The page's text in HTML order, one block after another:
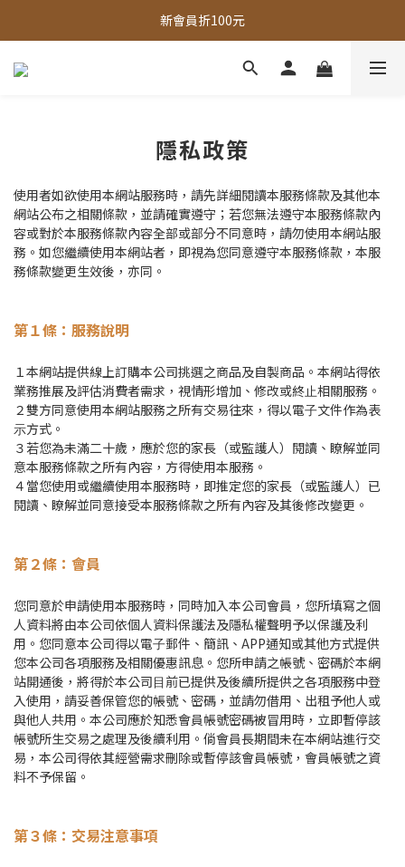
全館，滿888超取免運｜滿1500宅配免運
新會員折100元
全館現貨商品，3個工作天內出貨
隱私政策
使⽤者如欲使⽤本網站服務時，請先詳細閱讀本服務條款及其他本
網站公布之相關條款，並請確實遵守；若您無法遵守本服務條款內
容或對於本服務條款內容全部或部分不同意時，請勿使⽤本網站服
務。如您繼續使⽤本網站者，即視為您同意遵守本服務條款，本服
務條款變更⽣效後，亦同。
第１條：服務說明
１本網站提供線上訂購本公司挑選之商品及自製商品。本網站得依
業務推展及評估消費者需求，視情形增加、修改或終⽌相關服務。
２雙⽅同意使⽤本網站服務之所有交易往來，得以電⼦⽂件作為表
⽰⽅式。
３若您為未滿二十歲，應於您的家長（或監護人）閱讀、瞭解並同
意本服務條款之所有內容，方得使用本服務。
４當您使用或繼續使用本服務時，即推定您的家長（或監護人）已
閱讀、瞭解並同意接受本服務條款之所有內容及其後修改變更。
第２條：會員
您同意於申請使⽤本服務時，同時加入本公司會員，您所填寫之個
⼈資料將由本公司依個⼈資料保護法及隱私權聲明予以保護及利
⽤。您同意本公司得以電⼦郵件、簡訊、APP通知或其他⽅式提供
您本公司各項服務及相關優惠訊息。您所申請之帳號、密碼於本網
站開通後，將得於本公司⽬前已提供及後續所提供之各項服務中登
入使⽤，請妥善保管您的帳號、密碼，並請勿借⽤、出租予他⼈或
與他⼈共⽤。本公司應於知悉會員帳號密碼被冒⽤時，立即暫停該
帳號所⽣交易之處理及後續利⽤。倘會員長期間未在本網站進⾏交
易，本公司得依其經營需求刪除或暫停該會員帳號，會員帳號之資
料不予保留。
第３條：交易注意事項